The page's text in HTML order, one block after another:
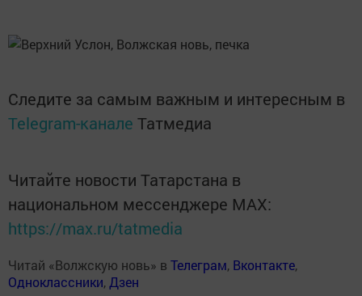
Следите за самым важным и интересным в
Telegram-канале Татмедиа
Читайте новости Татарстана в
национальном мессенджере MАХ:
https://max.ru/tatmedia
Читай «Волжскую новь» в Телеграм, Вконтакте,
Одноклассники, Дзен